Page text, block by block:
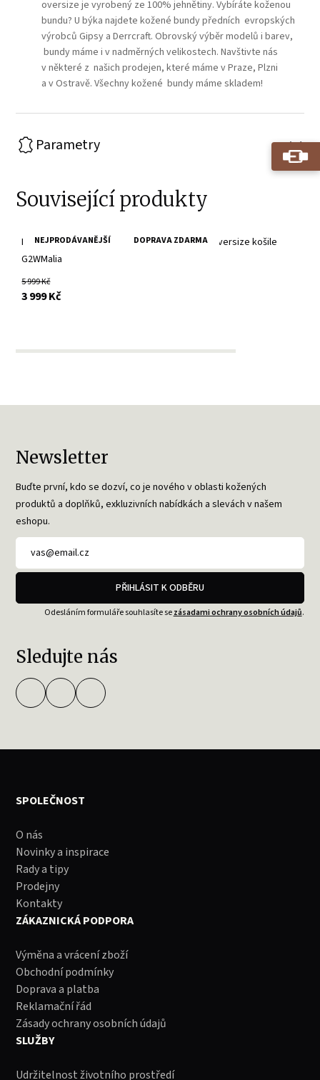
oversize je vyrobený ze 100% jehnětiny. Vybíráte koženou
bundu? U býka najdete kožené bundy předních evropských
výrobců Gipsy a Derrcraft. Obrovský výběr modelů i barev,
bundy máme i v nadměrných velikostech. Navštivte nás
v některé z našich prodejen, které máme v Praze, Plzni
a v Ostravě. Všechny kožené bundy máme skladem!
Parametry
Související produkty
NEJPRODÁVANĚJŠÍ DOPRAVA ZDARMA
Dámský černý kožený kabátek- prodloužená Oversize košile
G2WMalia
5 999 Kč
3 999 Kčs DPH
Newsletter
Buďte první, kdo se dozví, co je nového v oblasti kožených
produktů a doplňků, exkluzivních nabídkách a slevách v našem
eshopu.
PŘIHLÁSIT K ODBĚRU
Odesláním formuláře souhlasíte sezásadami ochrany osobních údajů.
Sledujte nás
SPOLEČNOST
O nás
Novinky a inspirace
Rady a tipy
Prodejny
Kontakty
ZÁKAZNICKÁ PODPORA
Výměna a vrácení zboží
Obchodní podmínky
Doprava a platba
Reklamační řád
Zásady ochrany osobních údajů
SLUŽBY
Udržitelnost životního prostředí